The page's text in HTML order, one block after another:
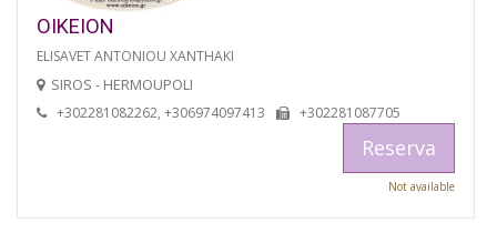
OIKEION
ELISAVET ANTONIOU XANTHAKI
SIROS - HERMOUPOLI
+302281082262, +306974097413 +302281087705
Reserva
Not available